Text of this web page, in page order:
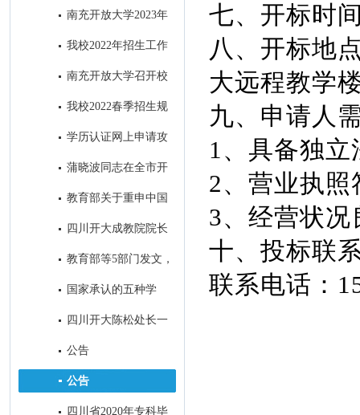
法机构冒用我校名义进行虚假招
南充开放大学2023年
春季招生简章
我校2022年招生工作
取得历史性突破
南充开放大学召开校
本部2022年秋季招生工作会
我校2022春季招生规
模名列全省市州开大第一名
学历认证网上申请攻
蒲晓波同志在全市开
大系统招生会议上的讲话
教育部关于重申中国
高等教育学生信息网是学历证书
四川开大成教院院长
帅勇一行到我校考察调研
教育部等5部门发文，
加强高等学历继续教育广告发布
国家承认的五种学
历，分别是什么？
四川开大陈松处长一
行到我校考察调研招生工作
公告
公告
四川省2020年专科毕
七、开标时
八、开标地
大远程教学
九、申请人
1、具备独立
2、营业执
3、经营状况
十、投标
联系电话：